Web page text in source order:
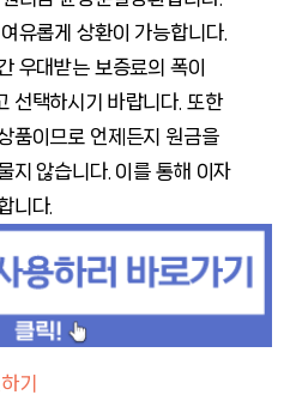
유롭게 상환이 가능합니다.
우대받는 보증료의 폭이
선택하시기 바랍니다. 또한
품이므로 언제든지 원금을
지 않습니다. 이를 통해 이자
니다.
기